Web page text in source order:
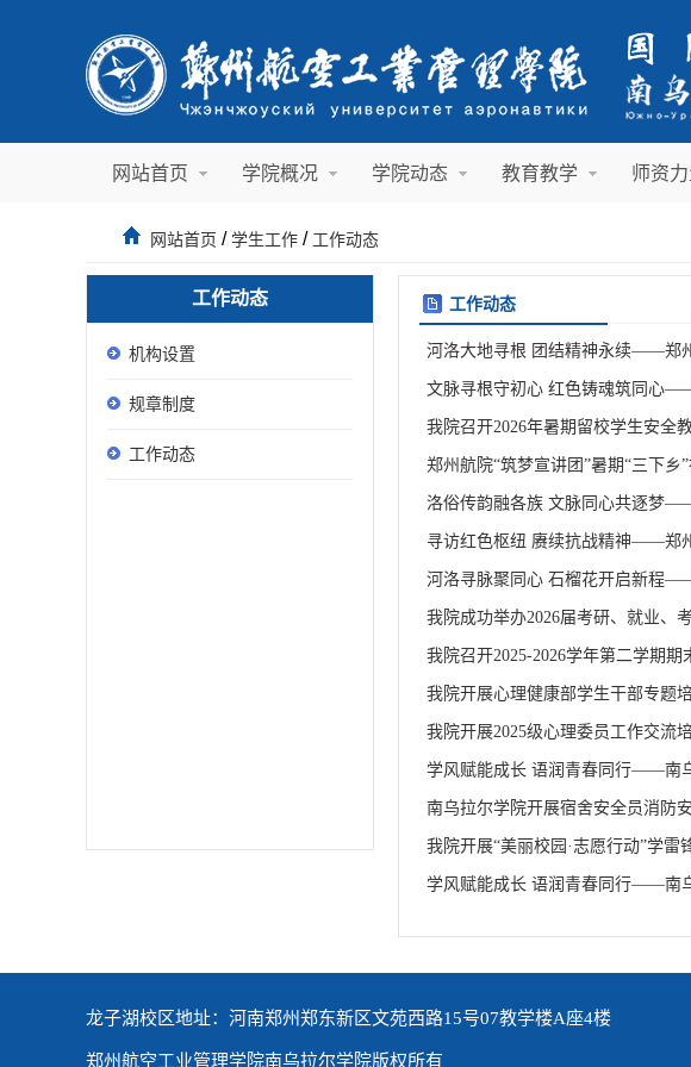
网站首页 学院概况 学院动态 教育教学 师资
网站首页 / 学生工作 / 工作动态
工作动态
机构设置
规章制度
工作动态
工作动态
河洛大地寻根 团结精神永续——郑
文脉寻根守初心 红色铸魂筑同心
我院召开2026年暑期留校学生安全
郑州航院“筑梦宣讲团”暑期“三下乡
洛俗传韵融各族 文脉同心共逐梦
寻访红色枢纽 赓续抗战精神——郑
河洛寻脉聚同心 石榴花开启新程
我院成功举办2026届考研、就业、
我院召开2025-2026学年第二学期
我院开展心理健康部学生干部专题培
我院开展2025级心理委员工作交流
学风赋能成长 语润青春同行——南
南乌拉尔学院开展宿舍安全员消防
我院开展“美丽校园·志愿行动”学雷
学风赋能成长 语润青春同行——南
龙子湖校区地址：河南郑州郑东新区文苑西路15号07教学楼A座4楼
郑州航空工业管理学院南乌拉尔学院版权所有